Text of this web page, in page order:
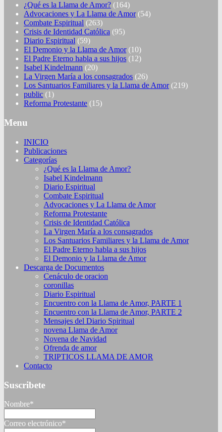
¿Qué es la Llama de Amor? (164)
Advocaciones y La Llama de Amor(54)
Combate Espiritual (263)
Crisis de Identidad Católica (95)
Diario Espiritual (59)
El Demonio y la Llama de Amor(10)
El Padre Eterno habla a sus hijos (12)
Isabel Kindelmann (20)
La Virgen María a los consagrados (26)
Los Santuarios Familiares y la Llama de Amor(219)
public (1)
Reforma Protestante (15)
Menu
INICIO
Publicaciones
Categorías
¿Qué es la Llama de Amor?
Isabel Kindelmann
Diario Espiritual
Combate Espiritual
Advocaciones y La Llama de Amor
Reforma Protestante
Crisis de Identidad Católica
La Virgen María a los consagrados
Los Santuarios Familiares y la Llama de Amor
El Padre Eterno habla a sus hijos
El Demonio y la Llama de Amor
Descarga de Documentos
Cenáculo de oracion
coronillas
Diario Espiritual
Encuentro con la Llama de Amor, PARTE 1
Encuentro con la Llama de Amor, PARTE 2
Mensajes del Diario Spiritual
novena Llama de Amor
Novena de Navidad
Ofrenda de amor
TRIPTICOS LLAMA DE AMOR
Contacto
Suscribete
Nombre*
Correo electrónico*